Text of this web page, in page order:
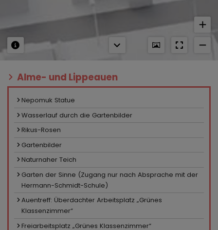
Alme- und Lippeauen
Nepomuk Statue
Wasserlauf durch die Gartenbilder
Rikus-Rosen
Gartenbilder
Naturnaher Teich
Garten der Sinne (Zugang nur nach Absprache mit der
Hermann-Schmidt-Schule)
Auentreff: Überdachter Arbeitsplatz „Grünes
Klassenzimmer“
Freiarbeitsplatz „Grünes Klassenzimmer“